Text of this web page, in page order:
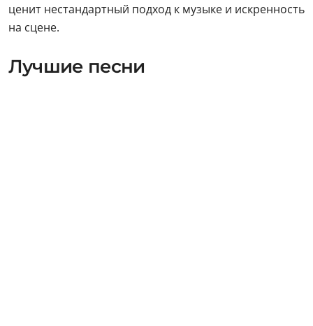
ценит нестандартный подход к музыке и искренность
на сцене.
Лучшие песни